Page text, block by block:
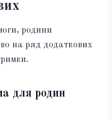
родини
на ряд додаткових
для родин